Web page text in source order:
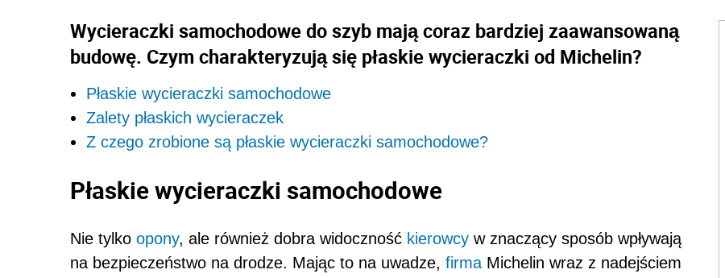
Wycieraczki samochodowe do szyb mają coraz bardziej zaawansowaną
budowę. Czym charakteryzują się płaskie wycieraczki od Michelin?
Płaskie wycieraczki samochodowe
Zalety płaskich wycieraczek
Z czego zrobione są płaskie wycieraczki samochodowe?
Płaskie wycieraczki samochodowe
Nie tylko opony, ale również dobra widoczność kierowcy w znaczący sposób wpływają
na bezpieczeństwo na drodze. Mając to na uwadze, firma Michelin wraz z nadejściem